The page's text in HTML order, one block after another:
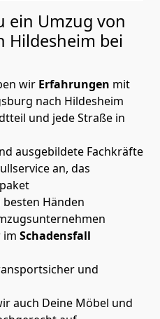
ein Umzug von
Hildesheim bei
wir Erfahrungen mit
nach Hildesheim
und jede Straße in
ausgebildete Fachkräfte
an, das
Händen
im Schadensfall
und
auch Deine Möbel und